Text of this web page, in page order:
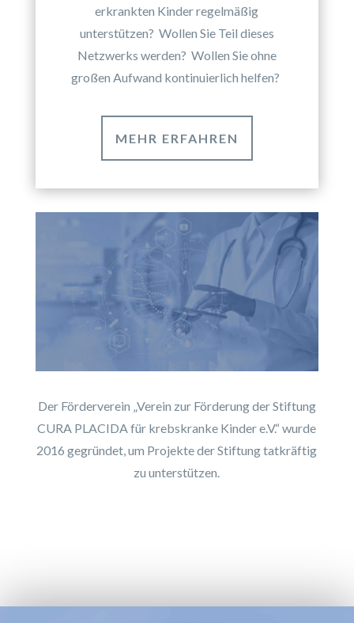
erkrankten Kinder regelmäßig
unterstützen? Wollen Sie Teil dieses
Netzwerks werden? Wollen Sie ohne
großen Aufwand kontinuierlich helfen?
MEHR ERFAHREN
Der Förderverein „Verein zur Förderung der Stiftung
CURA PLACIDA für krebskranke Kinder e.V.“ wurde
2016 gegründet, um Projekte der Stiftung tatkräftig
zu unterstützen.